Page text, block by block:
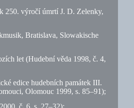
250. výročí úmrtí J. D. Zelenky,
Bratislava, Slowakische
let (Hudební věda 1998, č. 4,
edice hudebních památek III.
Olomouc 1999, s. 85–91);
č. 6, s. 27–32);